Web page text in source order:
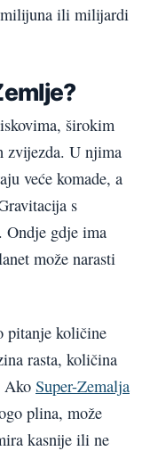
milijuna ili milijardi
širokim
zvijezda. U njima
veće komade, a
s
Ondje gdje ima
može narasti
pitanje količine
rasta, količina
Ako Super-Zemalja
plina, može
kasnije ili ne